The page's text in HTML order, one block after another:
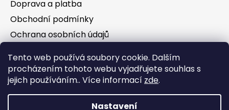
Tento web používá soubory cookie. Dalším
procházením tohoto webu vyjadřujete souhlas s
jejich používáním.. Více informací zde.
Nastavení
Doprava a platba
Obchodní podmínky
Ochrana osobních údajů
Facebook